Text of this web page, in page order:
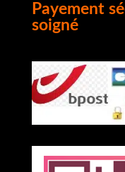
Payement
soigné